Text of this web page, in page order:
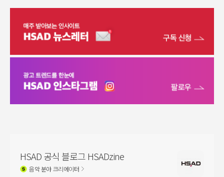
HSAD 공식 블로그 HSADzine
음악분야 크리에이터